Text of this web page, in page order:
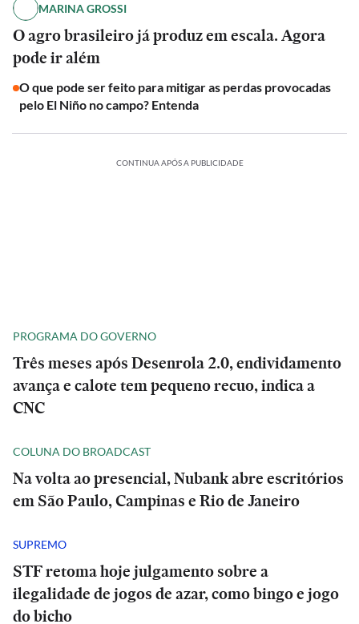
MARINA GROSSI
O agro brasileiro já produz em escala. Agora
pode ir além
O que pode ser feito para mitigar as perdas provocadas
pelo El Niño no campo? Entenda
CONTINUA APÓS A PUBLICIDADE
PROGRAMA DO GOVERNO
Três meses após Desenrola 2.0, endividamento
avança e calote tem pequeno recuo, indica a
CNC
COLUNA DO BROADCAST
Na volta ao presencial, Nubank abre escritórios
em São Paulo, Campinas e Rio de Janeiro
SUPREMO
STF retoma hoje julgamento sobre a
ilegalidade de jogos de azar, como bingo e jogo
do bicho